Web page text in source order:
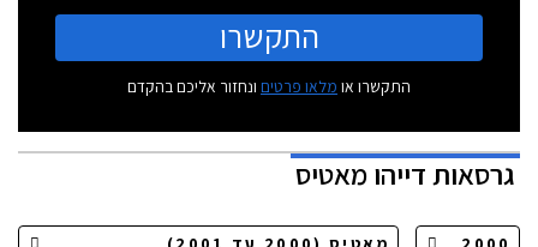
התקשרו
התקשרו או מלאו פרטים ונחזור אליכם בהקדם
גרסאותדייהו מאטיס